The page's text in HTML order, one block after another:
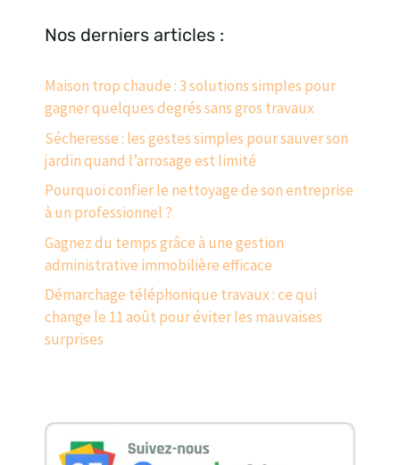
Nos derniers articles :
Maison trop chaude : 3 solutions simples pour
gagner quelques degrés sans gros travaux
Sécheresse : les gestes simples pour sauver son
jardin quand l’arrosage est limité
Pourquoi confier le nettoyage de son entreprise
à un professionnel ?
Gagnez du temps grâce à une gestion
administrative immobilière efficace
Démarchage téléphonique travaux : ce qui
change le 11 août pour éviter les mauvaises
surprises